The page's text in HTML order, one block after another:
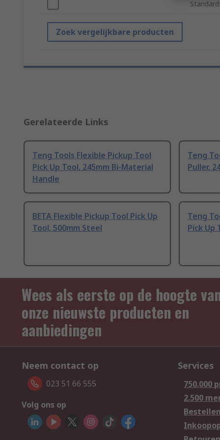
Zoek vergelijkbare producten
Gerelateerde Links
Teng Tools Flexible Pickup Tool
Pick Up Tool, 245mm Bi-Material
Handle
Teng
Puller,
BETA Flexible Pickup Tool Pick Up
Tool, 500mm Steel
Teng
Pick Up
Wees als eerste op de hoogte
onze nieuwste producten en
aanbiedingen
Neem contact op
023 51 66 555
Volg ons op
Services
750.000
2.500
Bestellen